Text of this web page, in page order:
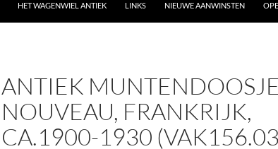
HET WAGENWIEL ANTIEK LINKS NIEUWE AANWINSTEN
ANTIEK
NOUVEAU, FRANKRIJK,
CA.1900-1930